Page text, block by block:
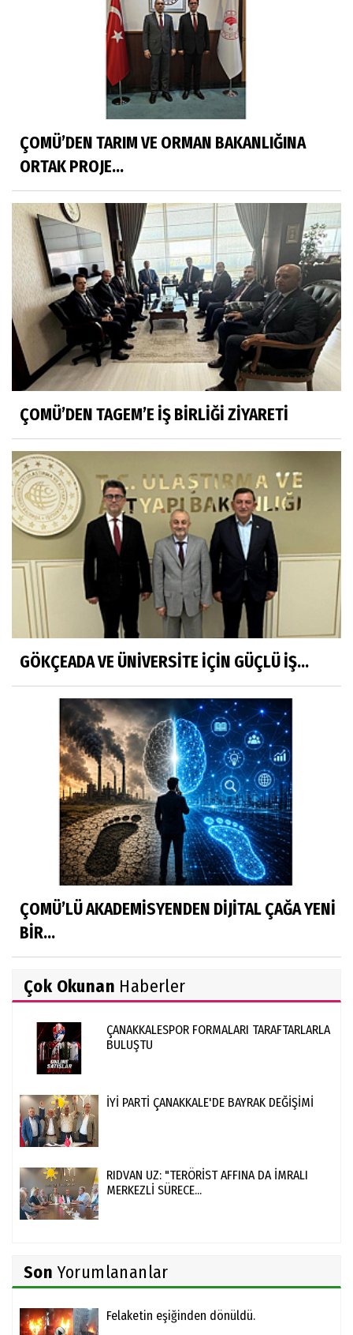
ÇOMÜ’DEN TARIM VE ORMAN BAKANLIĞINA
ORTAK PROJE...
ÇOMÜ’DEN TAGEM’E İŞ BİRLİĞİ ZİYARETİ
GÖKÇEADA VE ÜNİVERSİTE İÇİN GÜÇLÜ İŞ...
ÇOMÜ’LÜ AKADEMİSYENDEN DİJİTAL ÇAĞA YENİ
BİR...
Çok Okunan Haberler
ÇANAKKALESPOR FORMALARI TARAFTARLARLA
BULUŞTU
İYİ PARTİ ÇANAKKALE'DE BAYRAK DEĞİŞİMİ
RIDVAN UZ: "TERÖRİST AFFINA DA İMRALI
MERKEZLİ SÜRECE...
Son Yorumlananlar
Felaketin eşiğinden dönüldü.